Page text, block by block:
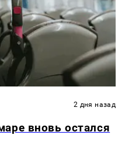
2 дня назад
вновь остался